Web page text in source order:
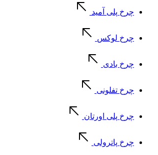
چرخ پلی آمید
چرخ لوکس
چرخ بادی
چرخ تفلونی
چرخ پلی اورتان
چرخ پاترولی